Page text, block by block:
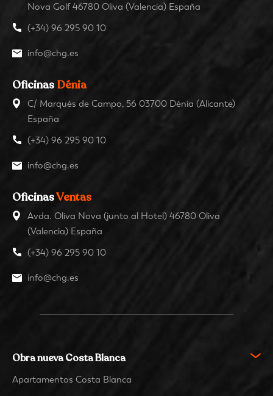
Nova Golf 46780 Oliva (Valencia) España
(+34) 96 295 90 10
info@chg.es
Oficinas Dénia
C/ Marqués de Campo, 56 03700 Dénia (Alicante)
España
(+34) 96 295 90 10
info@chg.es
OficinasVentas
Avda. Oliva Nova (junto al Hotel) 46780 Oliva
(Valencia) España
(+34) 96 295 90 10
info@chg.es
Obra nueva Costa Blanca
Apartamentos Costa Blanca